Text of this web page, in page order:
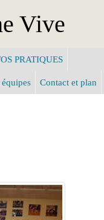
Vive
PRATIQUES
équipes Contact et plan